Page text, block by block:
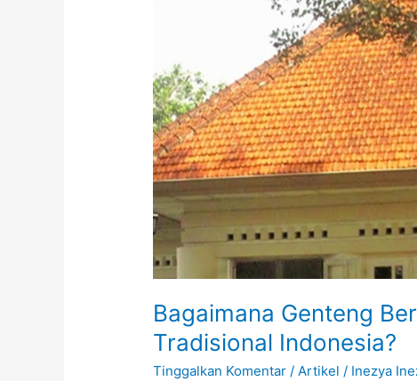
Bagaimana Genteng
Tradisional Indonesia?
Tinggalkan Komentar /Artikel / Inezya